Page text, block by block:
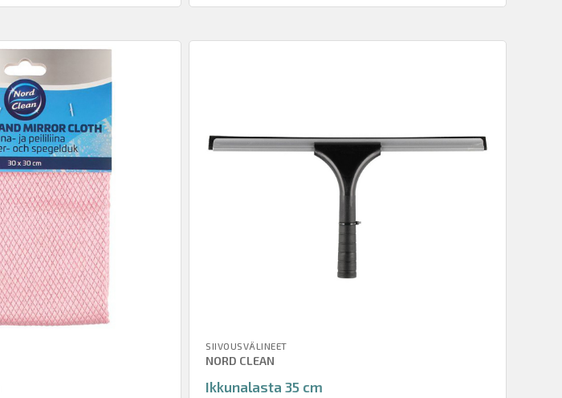
SIIVOUSVÄLINEET
NORD CLEAN
Ikkunalasta 35 cm